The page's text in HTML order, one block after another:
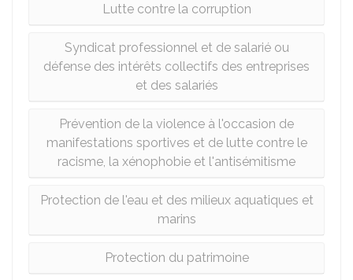
Lutte contre la corruption
Syndicat professionnel et de salarié ou
défense des intérêts collectifs des entreprises
et des salariés
Prévention de la violence à l'occasion de
manifestations sportives et de lutte contre le
racisme, la xénophobie et l'antisémitisme
Protection de l'eau et des milieux aquatiques et
marins
Protection du patrimoine